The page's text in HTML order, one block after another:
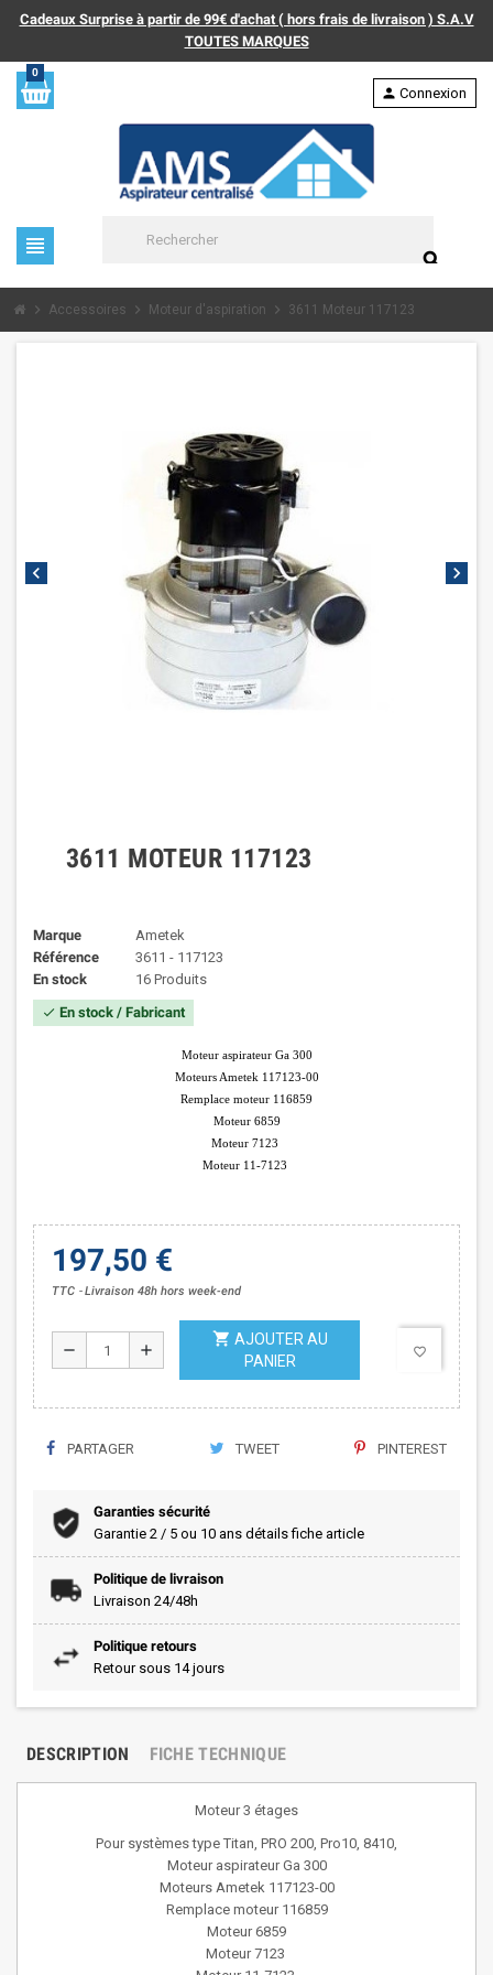
Cadeaux Surprise à partir de 99€ d'achat ( hors frais de livraison ) S.A.V
TOUTES MARQUES
0
view_headline
search
person Connexion
chevron_right Accessoires chevron_right Moteur d'aspiration chevron_right 3611 Moteur 117123
chevron_left chevron_right
3611 MOTEUR 117123
Marque
Ametek
Référence
3611 - 117123
En stock
16 Produits
check En stock / Fabricant
Moteur aspirateur Ga 300
Moteurs Ametek 117123-00
Remplace moteur 116859
Moteur 6859
Moteur 7123
Moteur 11-7123
197,50 €
TTC Livraison 48h hors week-end
remove add
shopping_cart AJOUTER AU
PANIER
favorite_border
PARTAGER TWEET PINTEREST
Garanties sécurité
Garantie 2 / 5 ou 10 ans détails fiche article
Politique de livraison
Livraison 24/48h
Politique retours
Retour sous 14 jours
DESCRIPTION FICHE TECHNIQUE
Moteur 3 étages
Pour systèmes type Titan, PRO 200, Pro10, 8410,
Moteur aspirateur Ga 300
Moteurs Ametek 117123-00
Remplace moteur 116859
Moteur 6859
Moteur 7123